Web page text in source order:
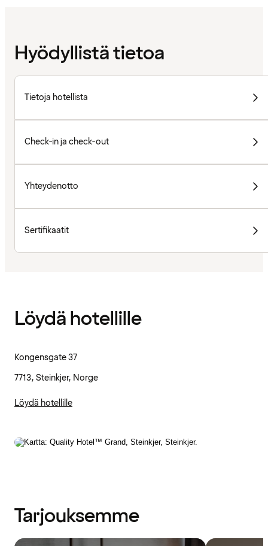
Hyödyllistä tietoa
Tietoja hotellista
Check-in ja check-out
Yhteydenotto
Sertifikaatit
Löydä hotellille
Kongensgate 37
7713, Steinkjer, Norge
Löydä hotellille
Tarjouksemme